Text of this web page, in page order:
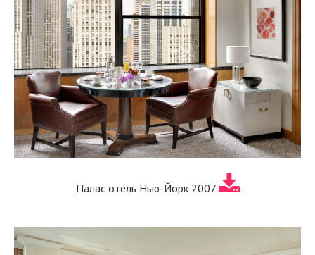
Палас отель Нью-Йорк 2007